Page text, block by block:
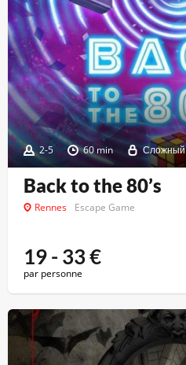
2-5 60 min Сложный
Back to the 80’s
Rennes Escape Game
19 - 33€
par personne